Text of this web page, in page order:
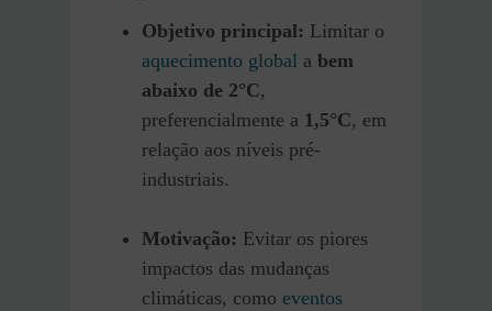
Objetivo principal: Limitar o
aquecimento global a bem
abaixo de 2°C,
preferencialmente a 1,5°C, em
relação aos níveis pré-
industriais.
Motivação: Evitar os piores
impactos das mudanças
climáticas, como eventos